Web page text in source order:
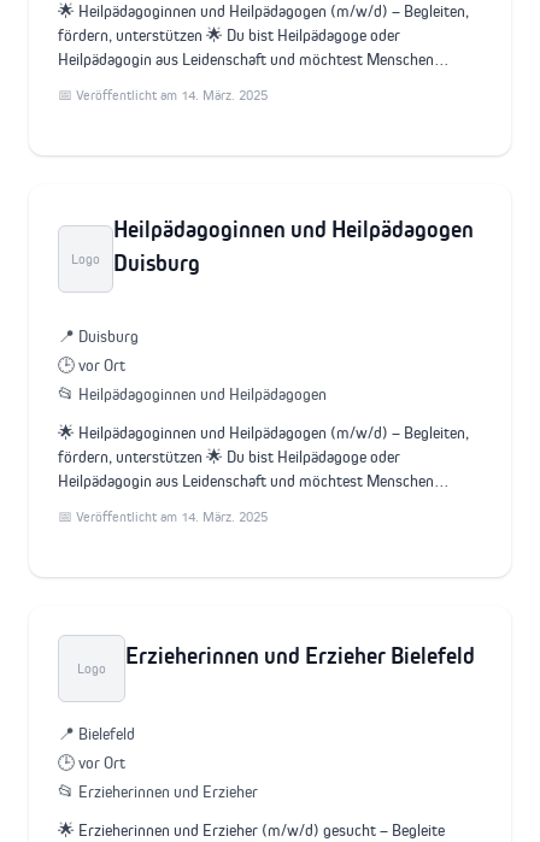
🌟 Heilpädagoginnen und Heilpädagogen (m/w/d) – Begleiten,
fördern, unterstützen 🌟 Du bist Heilpädagoge oder
Heilpädagogin aus Leidenschaft und möchtest Menschen…
📅 Veröffentlicht am 14. März. 2025
Logo
Heilpädagoginnen und Heilpädagogen
Duisburg
📍 Duisburg
🕒 vor Ort
📂 Heilpädagoginnen und Heilpädagogen
🌟 Heilpädagoginnen und Heilpädagogen (m/w/d) – Begleiten,
fördern, unterstützen 🌟 Du bist Heilpädagoge oder
Heilpädagogin aus Leidenschaft und möchtest Menschen…
📅 Veröffentlicht am 14. März. 2025
Logo Erzieherinnen und Erzieher Bielefeld
📍 Bielefeld
🕒 vor Ort
📂 Erzieherinnen und Erzieher
🌟 Erzieherinnen und Erzieher (m/w/d) gesucht – Begleite